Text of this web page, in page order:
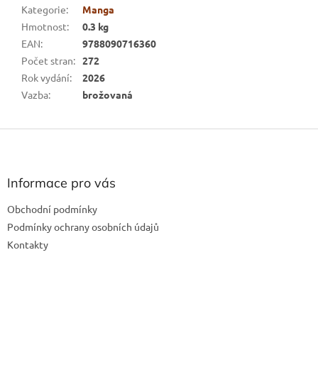
Kategorie:
Manga
Hmotnost:
0.3 kg
EAN:
9788090716360
Počet stran: 272
Rok vydání:
2026
Vazba: brožovaná
Z
Informace pro vás
Obchodní podmínky
Podmínky ochrany osobních údajů
Kontakty